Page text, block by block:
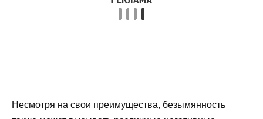
Несмотря на свои преимущества, безымянность